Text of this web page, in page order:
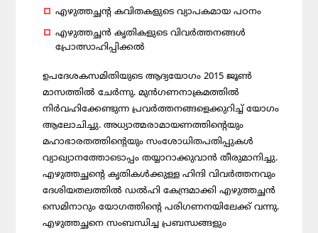
എഴുത്തച്ഛന്റ കവിതകളുടെ വ്യാപകമായ പഠനം
എഴുത്തച്ഛന്‍കൃതികളുടെവിവര്‍ത്തനങ്ങള്‍
പ്രോത്സാഹിപ്പിക്കല്‍
ഉപദേശകസമിതിയുടെ ആദ്യയോഗം 2015 ജൂണ്‍
മാസത്തില്‍ ചേര്‍ന്നു. മുന്‍ഗണനാക്രമത്തില്‍
നിര്‍വഹിക്കേണ്ടുന്ന പ്രവര്‍ത്തനങ്ങളെക്കുറിച്ച് യോഗം
ആലോചിച്ചു. അധ്യാത്മരാമായണത്തിന്റെയും
മഹാഭാരതത്തിന്റെയും സംശോധിതപതിപ്പുകള്‍
വ്യാഖ്യാനത്തോടൊപ്പം തയ്യാറാക്കുവാന്‍ തീരുമാനിച്ചു.
എഴുത്തച്ഛന്റെ കൃതികള്‍ക്കുള്ള ഹിന്ദി വിവര്‍ത്തനവും
ദേശിയതലത്തില്‍ ഡല്‍ഹി കേന്ദ്രമാക്കി എഴുത്തച്ഛന്‍
സെമിനാറും യോഗത്തിന്റെ പരിഗണനയിലേക്ക് വന്നു.
എഴുത്തച്ഛനെ സംബന്ധിച്ച പ്രബന്ധങ്ങളും